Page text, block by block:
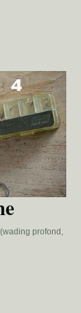
profond,